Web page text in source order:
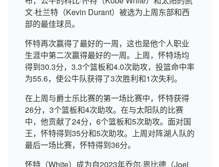
文·杜兰特（Kevin Durant）被选为上周东部和西
部的最佳球员。
怀特再次赢得了最好的一周，这也是他个人职业
生涯中第二次赢得最好的一周。上周，怀特场均
得到30.3分，3.3个篮板和4.0次助攻，投篮命中率
为55.6，使公牛队获得了3次胜利和1次失利。
在上周与爵士乐比赛的第一场比赛中，怀特获得
26分，3个篮板和4次助攻。在与太阳队的比赛
中，他贡献了24分，6个篮板和5次助攻。面对国
王，怀特得到35分和5次助攻。上周对阵湖人队的
最后一场比赛，怀特得到36分。
怀特（White）成为自2023年乔尔·恩比德（Joel